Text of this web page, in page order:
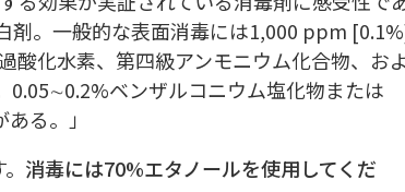
剤。一般的な表面消毒には1,000 ppm
化水素、第四級アンモニウム化合物、お
0.05∼0.2%ベンザルコニウム塩化物または
る。」
消毒には70%エタノールを使用してくだ